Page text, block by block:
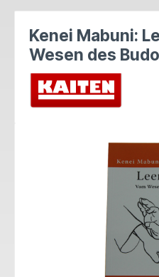
Kenei Mabuni:
Wesen des
Bildergalerie überspringen